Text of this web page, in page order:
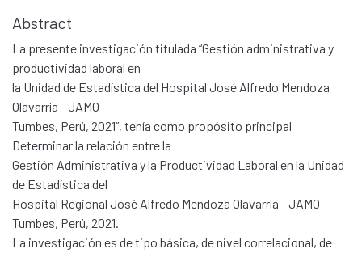
Abstract
La presente investigación titulada “Gestión administrativa y
productividad laboral en
la Unidad de Estadística del Hospital José Alfredo Mendoza
Olavarría - JAMO -
Tumbes, Perú, 2021”, tenía como propósito principal
Determinar la relación entre la
Gestión Administrativa y la Productividad Laboral en la Unidad
de Estadística del
Hospital Regional José Alfredo Mendoza Olavarría - JAMO -
Tumbes, Perú, 2021.
La investigación es de tipo básica, de nivel correlacional, de